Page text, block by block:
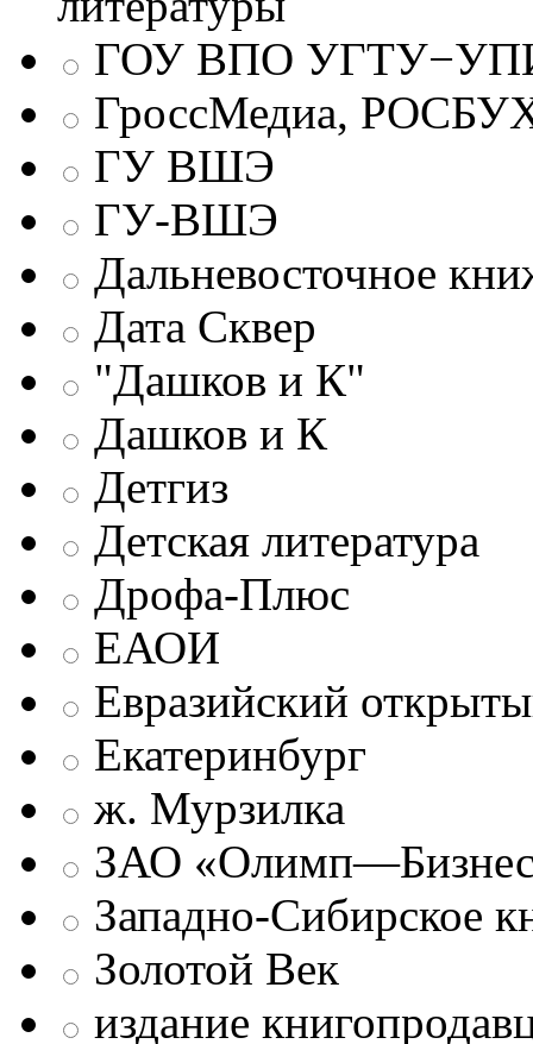
ГОУ ВПО
ГроссМедиа,
ГУ ВШЭ
ГУ-ВШЭ
Дальневосточное
Дата Сквер
"Дашков и К"
Дашков и К
Детгиз
Детская литература
Дрофа-Плюс
ЕАОИ
Евразийский
Екатеринбург
ж. Мурзилка
ЗАО
Западно-Сибирское
Золотой Век
издание